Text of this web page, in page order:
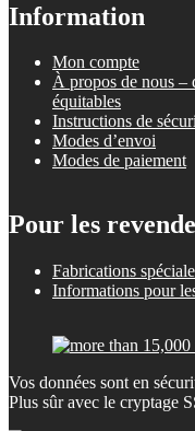
Information
Mon compte
À propos de nous –
équitables
Instructions de
Modes d’envoi
Modes de paiement
Pour les
Fabrications
Informations pour
Vos données sont en
Plus sûr avec le cryptage